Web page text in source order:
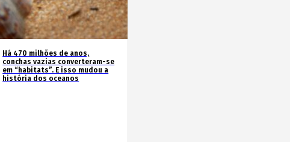
Há 470 milhões de anos,
conchas vazias converteram-se
em “habitats”. E isso mudou a
história dos oceanos